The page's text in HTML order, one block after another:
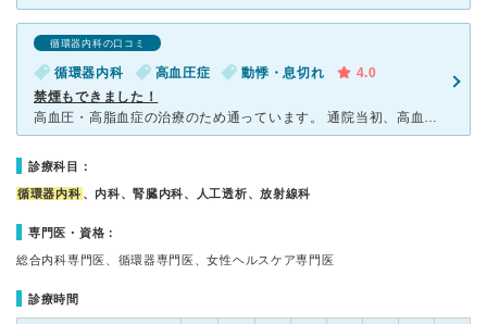
循環器内科の口コミ
循環器内科 高血圧症 動悸・息切れ
4.0
禁煙もできました！
高血圧・高脂血症の治療のため通っています。 通院当初、高血圧と禁煙外来に行きたくて受診しました。 ○禁煙外来について 担当看護師が親身になって面談（１時間弱）し、ある一定の期間で禁煙状
診療科目：
循環器内科 、内科、腎臓内科、人工透析、放射線科
専門医・資格：
総合内科専門医、循環器専門医、女性ヘルスケア専門医
診療時間